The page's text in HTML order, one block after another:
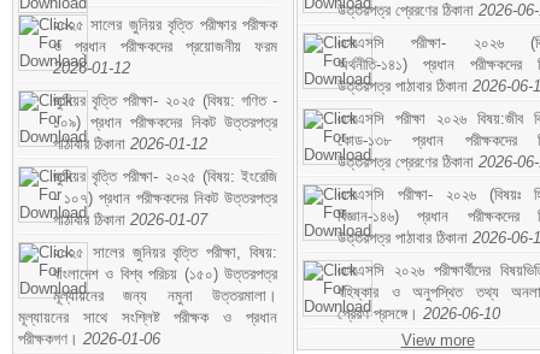
২০২৫ সালের জুনিয়র বৃত্তি পরীক্ষার পরীক্ষক
ও প্রধান পরীক্ষকদের প্রয়োজনীয় ফরম
2026-01-12
জুনিয়র বৃত্তি পরীক্ষা- ২০২৫ (বিষয়: গণিত -
১০৯) প্রধান পরীক্ষকদের নিকট উত্তরপত্র
পাঠাবার ঠিকানা 2026-01-12
জুনিয়র বৃত্তি পরীক্ষা- ২০২৫ (বিষয়: ইংরেজি
- ১০৭) প্রধান পরীক্ষকদের নিকট উত্তরপত্র
পাঠাবার ঠিকানা 2026-01-07
২০২৫ সালের জুনিয়র বৃত্তি পরীক্ষা, বিষয়:
বাংলাদেশ ও বিশ্ব পরিচয় (১৫০) উত্তরপত্র
মূল্যায়নের জন্য নমুনা উত্তরমালা।
মূল্যায়নের সাথে সংশ্লিষ্ট পরীক্ষক ও প্রধান
পরীক্ষকগণ। 2026-01-06
উত্তরপত্র প্রেরণের ঠিকানা 2026-
এসএসসি পরীক্ষা- ২০২৬
অর্থনীতি-১৪১) প্রধান পরীক্ষকদের
উত্তরপত্র পাঠাবার ঠিকানা 2026-06-
এসএসসি পরীক্ষা ২০২৬ বিষয়:জীব
কোড-১৩৮ প্রধান পরীক্ষকদের
উত্তরপত্র প্রেরণের ঠিকানা 2026-
এসএসসি পরীক্ষা- ২০২৬ (বিষয়ঃ
বিজ্ঞান-১৪৬) প্রধান পরীক্ষকদের
উত্তরপত্র পাঠাবার ঠিকানা 2026-06-
এসএসসি ২০২৬ পরীক্ষার্থীদের
বহিষ্কার ও অনুপস্থিত তথ্য
প্রেরণ প্রসঙ্গে। 2026-06-10
View more